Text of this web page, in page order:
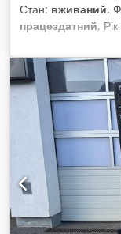
Стан: вживаний,
працездатний,
тип приводу:
ваги вантажу: 600
Технічний стан:
Ємність
Рік випуску